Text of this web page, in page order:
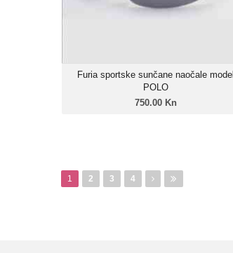
Furia sportske sunčane naočale model
POLO
750.00 Kn
Zatamnjenje: 85%
1 2 3 4